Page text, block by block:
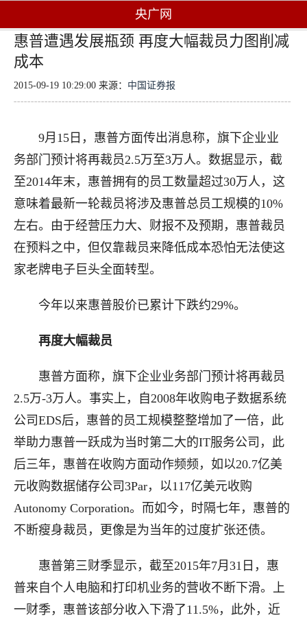
央广网
惠普遭遇发展瓶颈 再度大幅裁员力图削减
成本
2015-09-19 10:29:00 来源： 中国证券报
9月15日，惠普方面传出消息称，旗下企业业
务部门预计将再裁员2.5万至3万人。数据显示，截
至2014年末，惠普拥有的员工数量超过30万人，这
意味着最新一轮裁员将涉及惠普总员工规模的10%
左右。由于经营压力大、财报不及预期，惠普裁员
在预料之中，但仅靠裁员来降低成本恐怕无法使这
家老牌电子巨头全面转型。
今年以来惠普股价已累计下跌约29%。
再度大幅裁员
惠普方面称，旗下企业业务部门预计将再裁员
2.5万-3万人。事实上，自2008年收购电子数据系统
公司EDS后，惠普的员工规模整整增加了一倍，此
举助力惠普一跃成为当时第二大的IT服务公司，此
后三年，惠普在收购方面动作频频，如以20.7亿美
元收购数据储存公司3Par，以117亿美元收购
Autonomy Corporation。而如今，时隔七年，惠普的
不断瘦身裁员，更像是为当年的过度扩张还债。
惠普第三财季显示，截至2015年7月31日，惠
普来自个人电脑和打印机业务的营收不断下滑。上
一财季，惠普该部分收入下滑了11.5%，此外，近